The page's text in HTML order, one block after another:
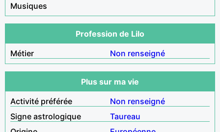
Musiques
Profession de Lilo
Métier
Non renseigné
Plus sur ma vie
Activité préférée
Non renseigné
Signe astrologique
Taureau